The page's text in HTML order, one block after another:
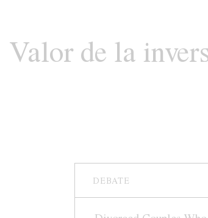
Valor de la
DEBATE